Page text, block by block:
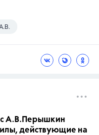
А.В.Перышкин
действующие на